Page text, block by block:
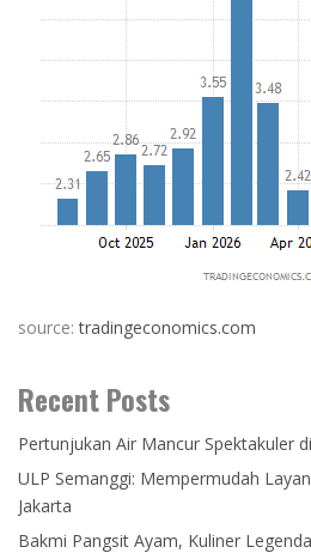
source:tradingeconomics.com
Recent Posts
Pertunjukan Air Mancur Spektakuler
ULP Semanggi: Mempermudah
Jakarta
Bakmi Pangsit Ayam, Kuliner